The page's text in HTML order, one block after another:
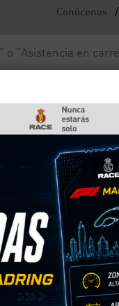
Conócenos /
identificarla